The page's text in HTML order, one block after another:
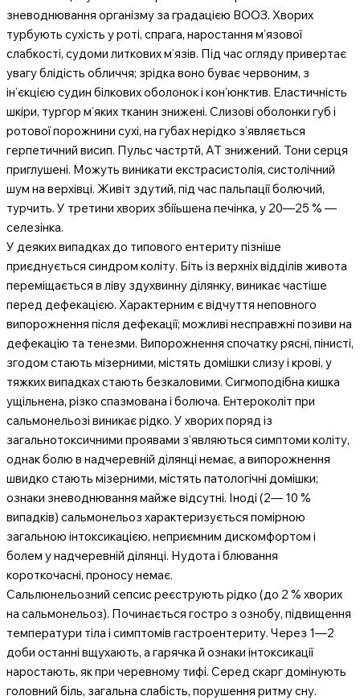
зневоднювання організму за градацією ВООЗ. Хворих
турбують сухість у роті, спрага, наростання м’язової
слабкості, судоми литкових м’язів. Під час огляду привертає
увагу блідість обличчя; зрідка воно буває червоним, з
ін’єкцією судин білкових оболонок і кон’юнктив. Еластичність
шкіри, тургор м’яких тканин знижені. Слизові оболонки губ і
ротової порожнини сухі, на губах нерідко з’являється
герпетичний висип. Пульс частртй, АТ знижений. Тони серця
приглушені. Можуть виникати екстрасистолія, систолічний
шум на верхівці. Живіт здутий, під час пальпації болючий,
турчить. У третини хворих збіїьшена печінка, у 20—25 % —
селезінка.
У деяких випадках до типового ентериту пізніше
приєднується синдром коліту. Біть із верхніх відділів живота
переміщається в ліву здухвинну ділянку, виникає частіше
перед дефекацією. Характерним є відчуття неповного
випорожнення після дефекації; можливі несправжні позиви на
дефекацію та тенезми. Випорожнення спочатку рясні, пінисті,
згодом стають мізерними, містять домішки слизу і крові, у
тяжких випадках стають безкаловими. Сигмоподібна кишка
ущільнена, різко спазмована і болюча. Ентероколіт при
сальмонельозі виникає рідко. У хворих поряд із
загальнотоксичними проявами з’являються симптоми коліту,
однак болю в надчеревній ділянці немає, а випорожнення
швидко стають мізерними, містять патологічні домішки;
ознаки зневоднювання майже відсутні. Іноді (2— 10 %
випадків) сальмонельоз характеризується помірною
загальною інтоксикацією, неприємним дискомфортом і
болем у надчеревній ділянці. Нудота і блювання
короткочасні, проносу немає.
Сальлюнельозний сепсис реєструють рідко (до 2 % хворих
на сальмонельоз). Починається гостро з ознобу, підвищення
температури тіла і симптомів гастроентериту. Через 1—2
доби останні вщухають, а гарячка й ознаки інтоксикації
наростають, як при черевному тифі. Серед скарг домінують
головний біль, загальна слабість, порушення ритму сну.